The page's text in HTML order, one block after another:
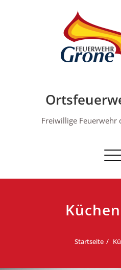
Freiwillige Feuerwehr
Startseite